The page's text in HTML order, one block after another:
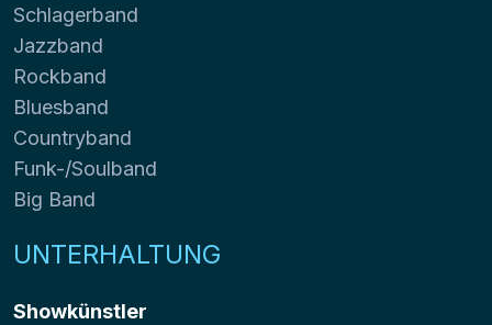
Schlagerband
Jazzband
Rockband
Bluesband
Countryband
Funk-/Soulband
Big Band
UNTERHALTUNG
Showkünstler